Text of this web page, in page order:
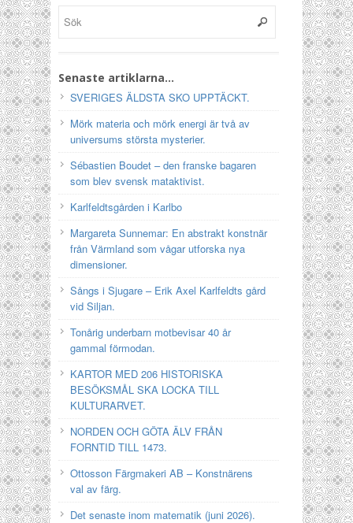
Senaste artiklarna…
SVERIGES ÄLDSTA SKO UPPTÄCKT.
Mörk materia och mörk energi är två av
universums största mysterier.
Sébastien Boudet – den franske bagaren
som blev svensk mataktivist.
Karlfeldtsgården i Karlbo
Margareta Sunnemar: En abstrakt konstnär
från Värmland som vågar utforska nya
dimensioner.
Sångs i Sjugare – Erik Axel Karlfeldts gård
vid Siljan.
Tonårig underbarn motbevisar 40 år
gammal förmodan.
KARTOR MED 206 HISTORISKA
BESÖKSMÅL SKA LOCKA TILL
KULTURARVET.
NORDEN OCH GÖTA ÄLV FRÅN
FORNTID TILL 1473.
Ottosson Färgmakeri AB – Konstnärens
val av färg.
Det senaste inom matematik (juni 2026).